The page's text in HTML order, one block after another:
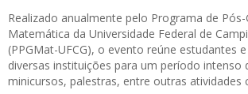
Realizado anualmente pelo Programa de
Matemática da Universidade Federal de
(PPGMat-UFCG), o evento reúne estudantes
diversas instituições para um período intenso
minicursos, palestras, entre outras atividades